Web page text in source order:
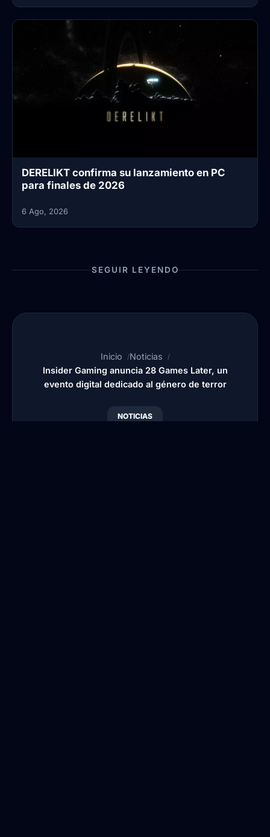
DERELIKT confirma su lanzamiento en PC
para finales de 2026
6 Ago, 2026
SEGUIR LEYENDO
Inicio
Noticias
Insider Gaming anuncia 28 Games Later, un
evento digital dedicado al género de terror
NOTICIAS